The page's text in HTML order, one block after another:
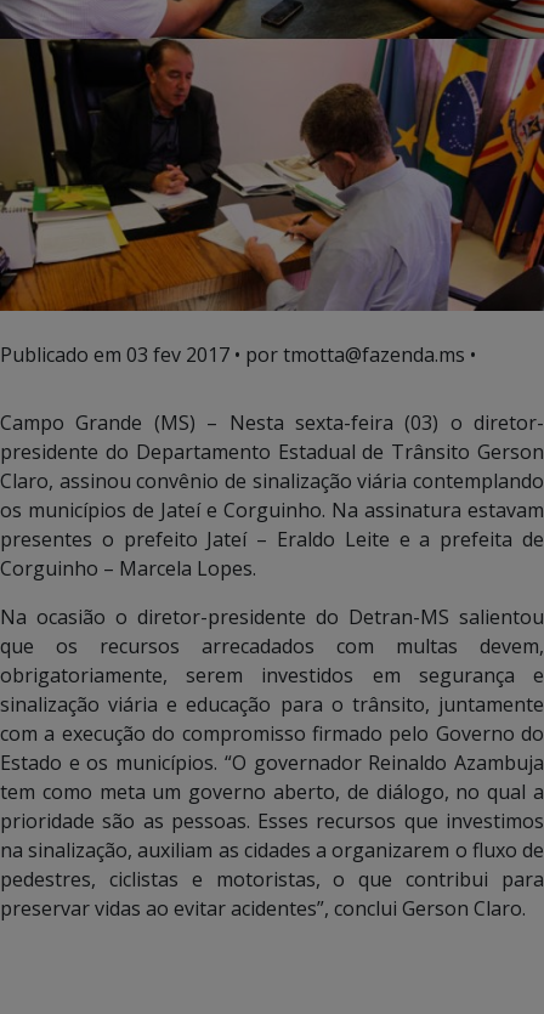
Publicado em 03 fev 2017 • por tmotta@fazenda.ms •
Campo Grande (MS) – Nesta sexta-feira (03) o diretor-
presidente do Departamento Estadual de Trânsito Gerson
Claro, assinou convênio de sinalização viária contemplando
os municípios de Jateí e Corguinho. Na assinatura estavam
presentes o prefeito Jateí – Eraldo Leite e a prefeita de
Corguinho – Marcela Lopes.
Na ocasião o diretor-presidente do Detran-MS salientou
que os recursos arrecadados com multas devem,
obrigatoriamente, serem investidos em segurança e
sinalização viária e educação para o trânsito, juntamente
com a execução do compromisso firmado pelo Governo do
Estado e os municípios. “O governador Reinaldo Azambuja
tem como meta um governo aberto, de diálogo, no qual a
prioridade são as pessoas. Esses recursos que investimos
na sinalização, auxiliam as cidades a organizarem o fluxo de
pedestres, ciclistas e motoristas, o que contribui para
preservar vidas ao evitar acidentes”, conclui Gerson Claro.